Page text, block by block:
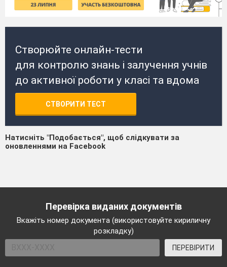
Створюйте онлайн-тести
для контролю знань і залучення учнів
до активної роботи у класі та вдома
СТВОРИТИ ТЕСТ
Натисніть "Подобається", щоб слідкувати за
оновленнями на Facebook
Перевірка виданих документів
Вкажіть номер документа (використовуйте кириличну
розкладку)
ПЕРЕВІРИТИ